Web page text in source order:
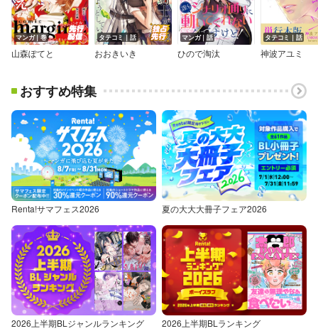
マンガ｜巻
山森ぽてと
タテコミ｜話
おおきいき
マンガ｜話
ひので淘汰
タテコミ｜話
神波アユミ
おすすめ特集
Renta!サマフェス2026 夏の大大大冊子フェア2026
2026上半期BLジャンルランキング 2026上半期BLランキング